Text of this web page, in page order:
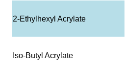
2-Ethylhexyl Acrylate
Iso-Butyl Acrylate